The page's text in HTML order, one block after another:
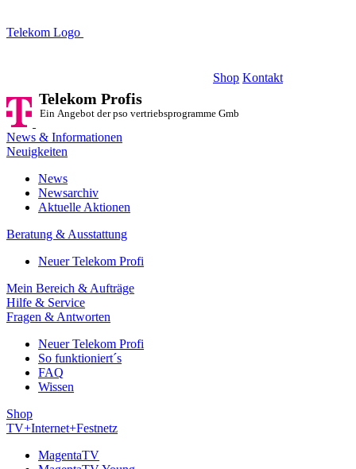
Telekom Logo
Shop Kontakt
Telekom Profis
Ein Angebot der pso vertriebsprogramme GmbH
News & Informationen
Neuigkeiten
News
Newsarchiv
Aktuelle Aktionen
Beratung & Ausstattung
Neuer Telekom Profi
Mein Bereich & Aufträge
Hilfe & Service
Fragen & Antworten
Neuer Telekom Profi
So funktioniert´s
FAQ
Wissen
Shop
TV+Internet+Festnetz
MagentaTV